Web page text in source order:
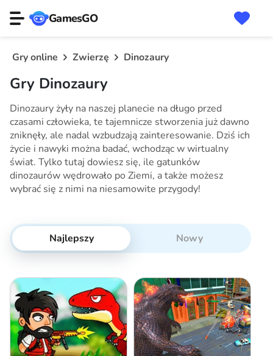
GamesGO
Gry online Zwierzę Dinozaury
Gry Dinozaury
Dinozaury żyły na naszej planecie na długo przed
czasami człowieka, te tajemnicze stworzenia już dawno
zniknęły, ale nadal wzbudzają zainteresowanie. Dziś ich
życie i nawyki można badać, wchodząc w wirtualny
świat. Tylko tutaj dowiesz się, ile gatunków
dinozaurów wędrowało po Ziemi, a także możesz
wybrać się z nimi na niesamowite przygody!
Najlepszy Nowy